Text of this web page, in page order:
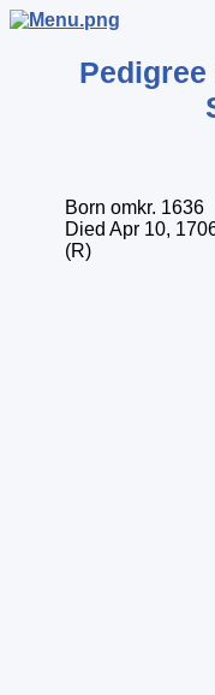
Born omkr. 1636
Died Apr 10,
(R)